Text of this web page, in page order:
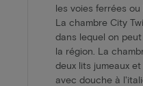
les voies ferrées ou
La chambre City
dans lequel on
la région. La
deux lits jumeaux
avec douche à